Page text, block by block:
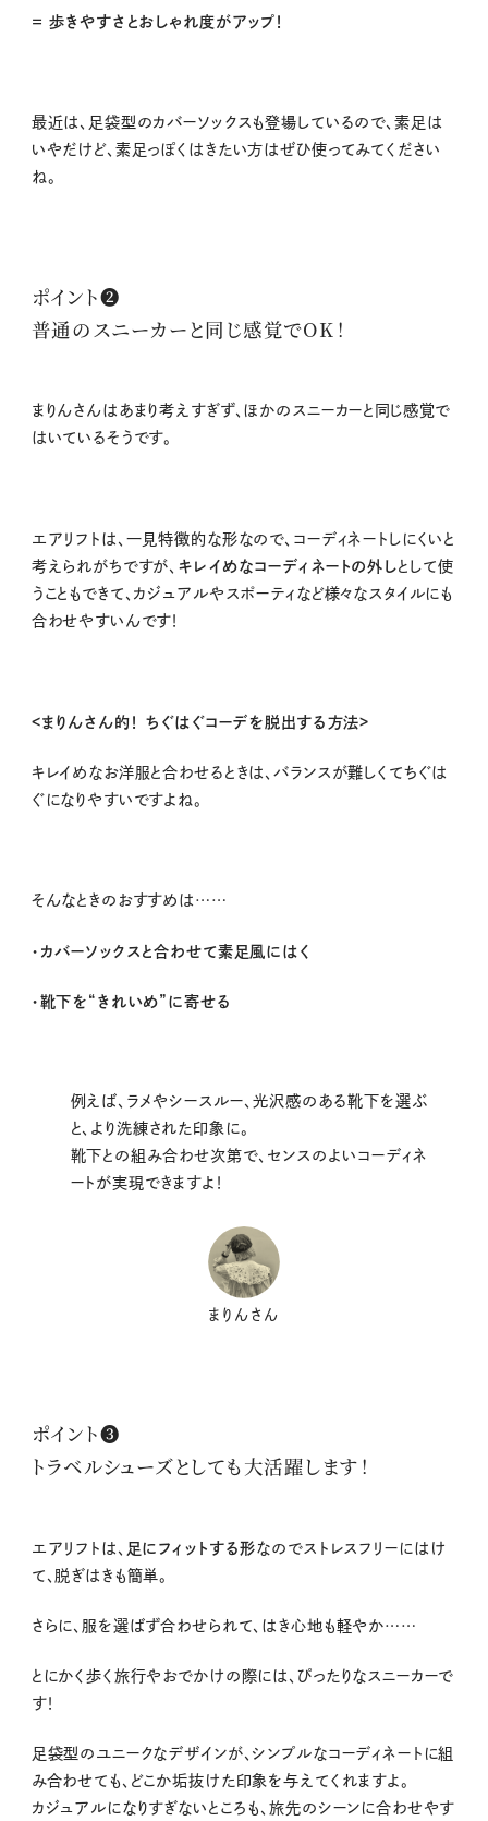
＝ 歩きやすさとおしゃれ度がアップ！
最近は、足袋型のカバーソックスも登場しているので、素足は
いやだけど、素足っぽくはきたい方はぜひ使ってみてください
ね。
ポイント❷
普通のスニーカーと同じ感覚でOK！
まりんさんはあまり考えすぎず、ほかのスニーカーと同じ感覚で
はいているそうです。
エアリフトは、一見特徴的な形なので、コーディネートしにくいと
考えられがちですが、 キレイめなコーディネートの外しとして使
うこともできて、カジュアルやスポーティなど様々なスタイルにも
合わせやすいんです！
<まりんさん的！ ちぐはぐコーデを脱出する方法>
キレイめなお洋服と合わせるときは、バランスが難しくてちぐは
ぐになりやすいですよね。
そんなときのおすすめは……
・カバーソックスと合わせて素足風にはく
・靴下を“きれいめ”に寄せる
例えば、ラメやシースルー、光沢感のある靴下を選ぶ
と、より洗練された印象に。
靴下との組み合わせ次第で、センスのよいコーディネ
ートが実現できますよ！
まりんさん
ポイント❸
トラベルシューズとしても大活躍します！
エアリフトは、 足にフィットする形 なのでストレスフリーにはけ
て、脱ぎはきも簡単。
さらに、服を選ばず合わせられて、はき心地も軽やか……
とにかく歩く旅行やおでかけの際には、ぴったりなスニーカーで
す！
足袋型のユニークなデザインが、シンプルなコーディネートに組
み合わせても、どこか垢抜けた印象を与えてくれますよ。
カジュアルになりすぎないところも、旅先のシーンに合わせやす